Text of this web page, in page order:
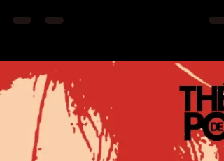
du 5e arrondissement de Paris21 place du
Panthéon 75005 Paris Vendredi de 15 à
18hSamedi de 10 à 19hDimanche de 10 à 18h
informations complètes ICI